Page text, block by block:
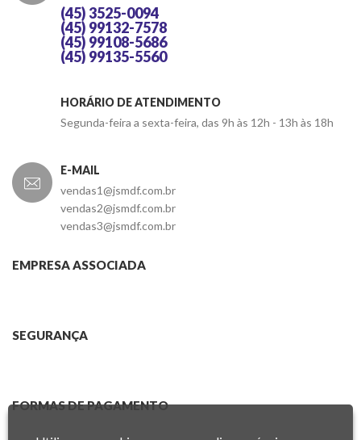
(45) 3525-0094
(45) 99132-7578
(45) 99108-5686
(45) 99135-5560
HORÁRIO DE ATENDIMENTO
Segunda-feira a sexta-feira, das 9h às 12h - 13h às 18h
E-MAIL
vendas1@jsmdf.com.br
vendas2@jsmdf.com.br
vendas3@jsmdf.com.br
EMPRESA ASSOCIADA
SEGURANÇA
FORMAS DE PAGAMENTO